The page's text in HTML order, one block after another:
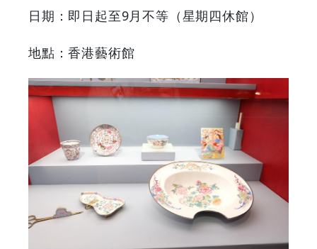
日期：即日起至9月不等（星期四休館）
地點：香港藝術館